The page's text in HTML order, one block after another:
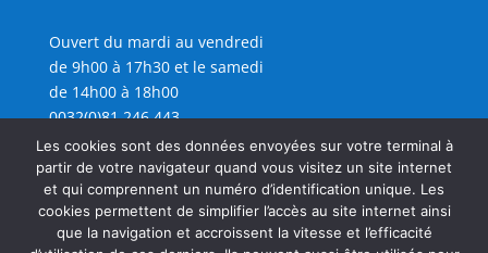
Ouvert du mardi au vendredi
de 9h00 à 17h30 et le samedi
de 14h00 à 18h00
0032(0)81 246 443
info@sijambes.be
Les cookies sont des données envoyées sur votre terminal à
partir de votre navigateur quand vous visitez un site internet
et qui comprennent un numéro d’identification unique. Les
cookies permettent de simplifier l’accès au site internet ainsi
que la navigation et accroissent la vitesse et l’efficacité